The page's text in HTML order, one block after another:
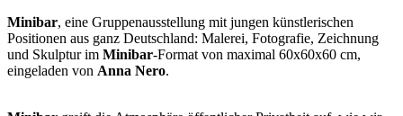
Minibar, eine Gruppenausstellung mit jungen künstlerischen
Positionen aus ganz Deutschland: Malerei, Fotografie, Zeichnung
und Skulptur im Minibar-Format von maximal 60x60x60 cm,
eingeladen von Anna Nero.